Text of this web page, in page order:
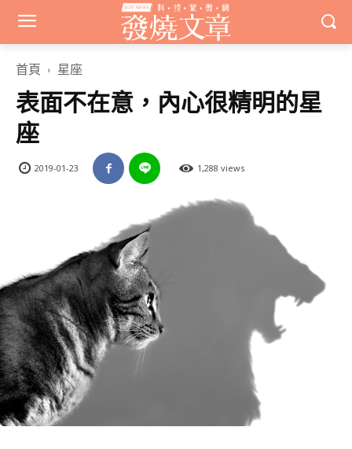
首頁 星座
表面不在意，內心很精明的星
座
2019-01-23 1,288 views